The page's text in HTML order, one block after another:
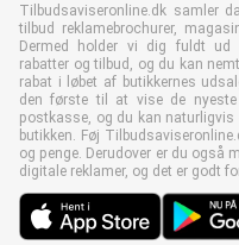
Tilbudsaviseronline.dk samler
tilbud reklamebrochurer,
Dermed holder vi dig fuldt ud
rabatter og tilbud, og du kan
rabat i løbet af butikkernes
den første til at vise de
postkasse, og du kan naturligvis
butikken. Føj
og penge. Derudover er du også
digitale reklamer, og det er godt